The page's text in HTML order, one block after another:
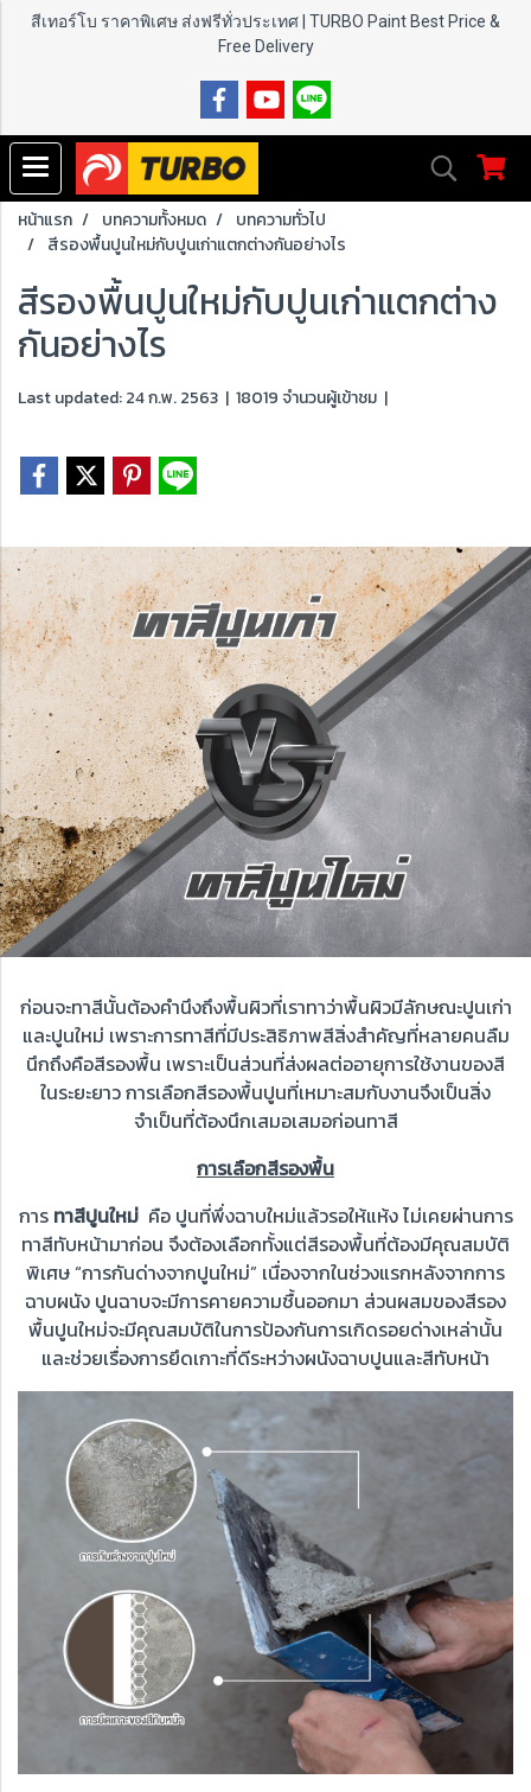
สีเทอร์โบ ราคาพิเศษ ส่งฟรีทั่วประเทศ | TURBO Paint Best Price &
Free Delivery
หน้าแรก บทความทั้งหมด
บทความทั่วไป
สีรองพื้นปูนใหม่กับปูนเก่าแตกต่างกันอย่างไร
สีรองพื้นปูนใหม่กับปูนเก่าแตกต่าง
กันอย่างไร
Last updated: 24 ก.พ. 2563 | 18019 จำนวนผู้เข้าชม |
ก่อนจะทาสีนั้นต้องคำนึงถึงพื้นผิวที่เราทาว่าพื้นผิวมีลักษณะปูนเก่า
และปูนใหม่ เพราะการทาสีที่มีประสิธิภาพสีสิ่งสำคัญที่หลายคนลืม
นึกถึงคือสีรองพื้น เพราะเป็นส่วนที่ส่งผลต่ออายุการใช้งานของสี
ในระยะยาว การเลือกสีรองพื้นปูนที่เหมาะสมกับงานจึงเป็นสิ่ง
จำเป็นที่ต้องนึกเสมอเสมอก่อนทาสี
การเลือกสีรองพื้น
การทาสีปูนใหม่ คือ ปูนที่พึ่งฉาบใหม่แล้วรอให้แห้ง ไม่เคยผ่านการ
ทาสีทับหน้ามาก่อน จึงต้องเลือกทั้งแต่สีรองพื้นที่ต้องมีคุณสมบัติ
พิเศษ “การกันด่างจากปูนใหม่” เนื่องจากในช่วงแรกหลังจากการ
ฉาบผนัง ปูนฉาบจะมีการคายความชื้นออกมา ส่วนผสมของสีรอง
พื้นปูนใหม่จะมีคุณสมบัติในการป้องกันการเกิดรอยด่างเหล่านั้น
และช่วยเรื่องการยึดเกาะที่ดีระหว่างผนังฉาบปูนและสีทับหน้า